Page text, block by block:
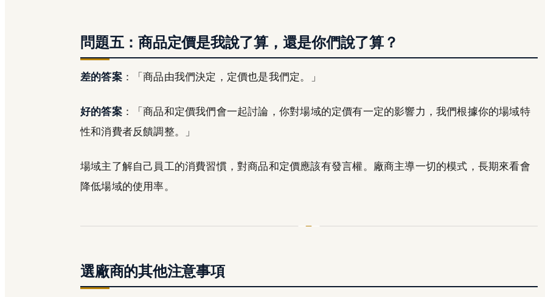
問題五：商品定價是我說了算，還是你們說了算？
差的答案：「商品由我們決定，定價也是我們定。」
好的答案：「商品和定價我們會一起討論，你對場域的定價有一定的影響力，我們根據你的場域特
性和消費者反饋調整。」
場域主了解自己員工的消費習慣，對商品和定價應該有發言權。廠商主導一切的模式，長期來看會
降低場域的使用率。
選廠商的其他注意事項